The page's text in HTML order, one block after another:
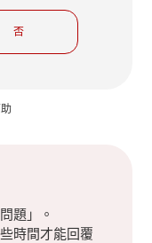
否
題」。
時間才能回覆